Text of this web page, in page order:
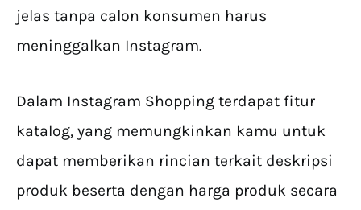
jelas tanpa calon konsumen harus
meninggalkan Instagram.
Dalam Instagram Shopping terdapat fitur
katalog, yang memungkinkan kamu untuk
dapat memberikan rincian terkait deskripsi
produk beserta dengan harga produk secara